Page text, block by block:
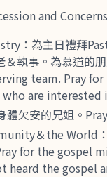
and Concerns
：為主日禮拜
＆執事。為慕道的
team. Pray
are interested
體欠安的兄姐。
＆the World
for the gospel
heard the gospel